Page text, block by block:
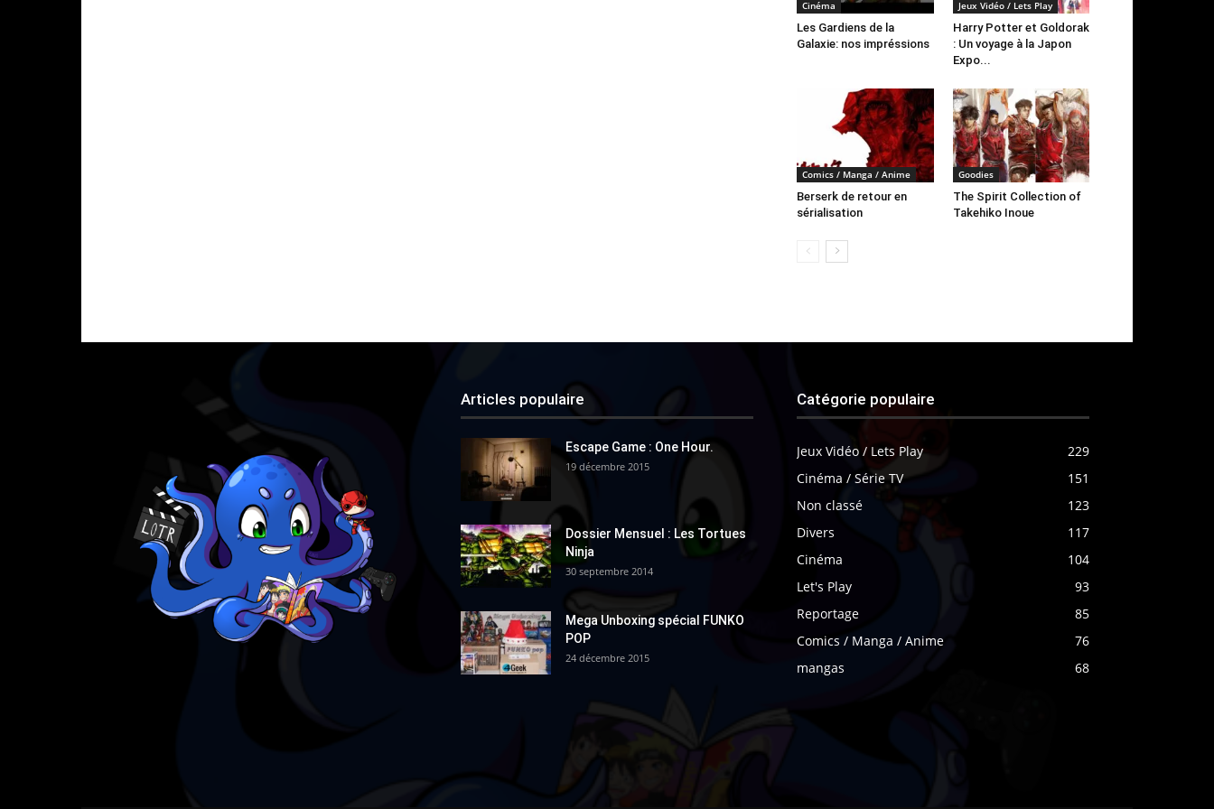
Cinéma
Les Gardiens de la
Galaxie: nos impréssions
Jeux Vidéo / Lets Play
Harry Potter et Goldorak
: Un voyage à la Japon
Expo...
Comics / Manga / Anime
Berserk de retour en
sérialisation
Goodies
The Spirit Collection of
Takehiko Inoue
Articles populaire
Escape Game : One Hour.
19 décembre 2015
Dossier Mensuel : Les Tortues
Ninja
30 septembre 2014
Mega Unboxing spécial FUNKO
POP
24 décembre 2015
Catégorie populaire
Jeux Vidéo / Lets Play
229
Cinéma / Série TV
151
Non classé
123
Divers
117
Cinéma
104
Let's Play
93
Reportage
85
Comics / Manga / Anime
76
mangas
68